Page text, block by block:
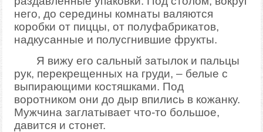
него, до середины комнаты валяются
коробки от пиццы, от полуфабрикатов,
надкусанные и полусгнившие фрукты.
Я вижу его сальный затылок и пальцы
рук, перекрещенных на груди, – белые с
выпирающими костяшками. Под
воротником они до дыр впились в кожанку.
Мужчина заглатывает что-то большое,
давится и стонет.